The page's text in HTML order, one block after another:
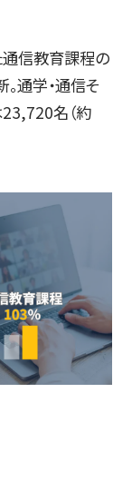
通信教育課程の
通学・通信そ
名（約